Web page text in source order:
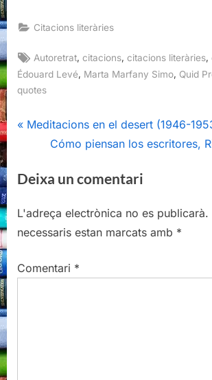
Citacions literàries
Tags:
Autoretrat ,citacions ,citacions literàries ,
Édouard Levé
Marta Marfany Simo Quid
quotes
Navegació
d'entrades
P
v
o
u
P
Meditacions en el desert (1946-
N
x
P
o
t
Cómo piensan los escritores,
Deixa un comentari
L'adreça electrònica no es publicarà.
necessaris estan marcats amb *
Comentari *